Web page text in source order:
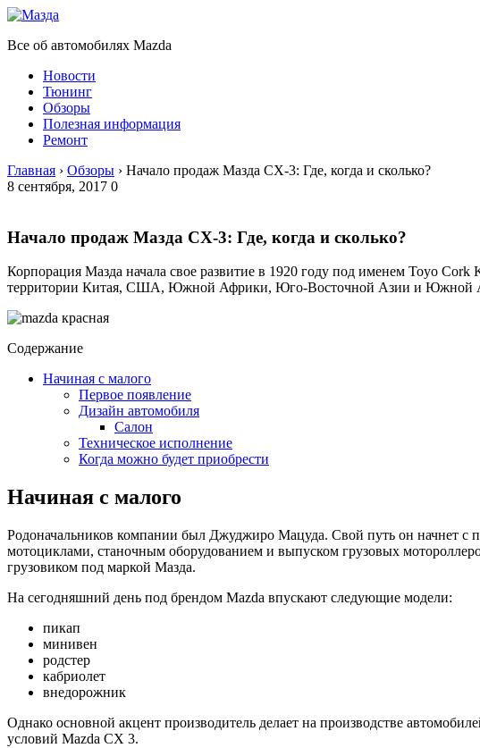
Все об автомобилях Mazda
Новости
Тюнинг
Обзоры
Полезная информация
Ремонт
Главная › Обзоры › Начало продаж Мазда CX-3: Где, когда и сколько?
8 сентября, 2017 0
Начало продаж Мазда CX-3: Где, когда и сколько?
Корпорация Мазда начала свое развитие в 1920 году под именем Toyo
территории Китая, США, Южной Африки, Юго-Восточной Азии и Южной
Содержание
Начиная с малого
Первое появление
Дизайн автомобиля
Салон
Техническое исполнение
Когда можно будет приобрести
Начиная с малого
Родоначальников компании был Джуджиро Мацуда. Свой путь он начнет с
мотоциклами, станочным оборудованием и выпуском грузовых
грузовиком под маркой Мазда.
На сегодняшний день под брендом Mazda впускают следующие модели:
пикап
минивен
родстер
кабриолет
внедорожник
Однако основной акцент производитель делает на производстве
условий Mazda CX 3.